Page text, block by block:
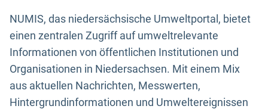
NUMIS, das niedersächsische Umweltportal, bietet
einen zentralen Zugriff auf umweltrelevante
Informationen von öffentlichen Institutionen und
Organisationen in Niedersachsen. Mit einem Mix
aus aktuellen Nachrichten, Messwerten,
Hintergrundinformationen und Umweltereignissen